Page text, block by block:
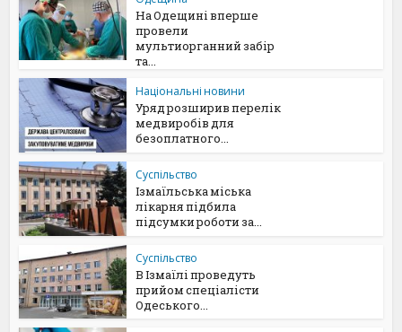
На Одещині вперше
провели
мультиорганний забір
та...
Національні новини
Уряд розширив перелік
медвиробів для
безоплатного...
Суспільство
Ізмаїльська міська
лікарня підбила
підсумки роботи за...
Суспільство
В Ізмаїлі проведуть
прийом спеціалісти
Одеського...